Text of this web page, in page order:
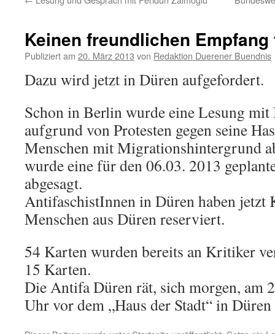
Keinen freundlichen
Publiziert am 20. März 2013 von Redaktion Duerener Buendnis
Dazu wird jetzt in Düren aufgefordert.
Schon in Berlin wurde eine Lesung mit
aufgrund von Protesten gegen seine
Menschen mit Migrationshintergrund
wurde eine für den 06.03. 2013
abgesagt.
AntifaschistInnen in Düren haben
Menschen aus Düren reserviert.
54 Karten wurden bereits an Kritiker
15 Karten.
Die Antifa Düren rät, sich morgen, am
Uhr vor dem „Haus der Stadt“ in